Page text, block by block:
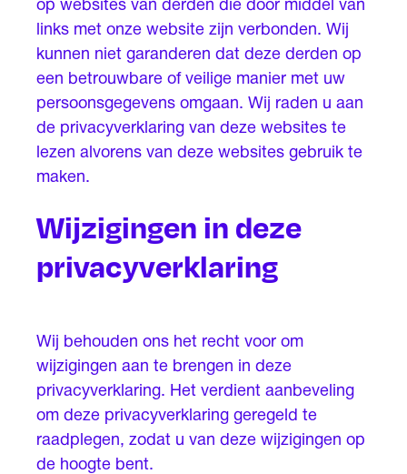
op websites van derden die door middel van
links met onze website zijn verbonden. Wij
kunnen niet garanderen dat deze derden op
een betrouwbare of veilige manier met uw
persoonsgegevens omgaan. Wij raden u aan
de privacyverklaring van deze websites te
lezen alvorens van deze websites gebruik te
maken.
Wijzigingen in deze
privacyverklaring
Wij behouden ons het recht voor om
wijzigingen aan te brengen in deze
privacyverklaring. Het verdient aanbeveling
om deze privacyverklaring geregeld te
raadplegen, zodat u van deze wijzigingen op
de hoogte bent.